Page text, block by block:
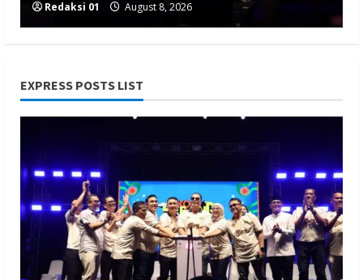
Redaksi 01 August 8, 2026
Berita Nasional Berita Politik
Sosialisasi Susunan Pengurus DPC PPP
Kabupaten Banyumas
Redaksi 01 August 8, 2026
EXPRESS POSTS LIST